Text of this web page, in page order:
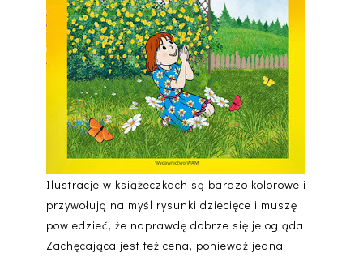
Ilustracje w książeczkach są bardzo kolorowe i
przywołują na myśl rysunki dziecięce i muszę
powiedzieć, że naprawdę dobrze się je ogląda.
Zachęcająca jest też cena, ponieważ jedna